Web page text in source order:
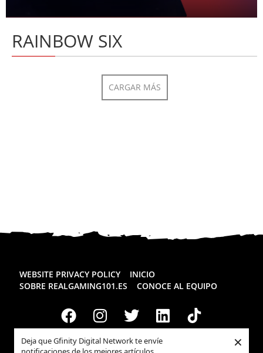
Deja que Gfinity Digital Network te envíe
×
RAINBOW SIX
CARGAR MÁS
WEBSITE PRIVACY POLICY
INICIO
SOBRE REALGAMING101.ES
CONOCE AL EQUIPO